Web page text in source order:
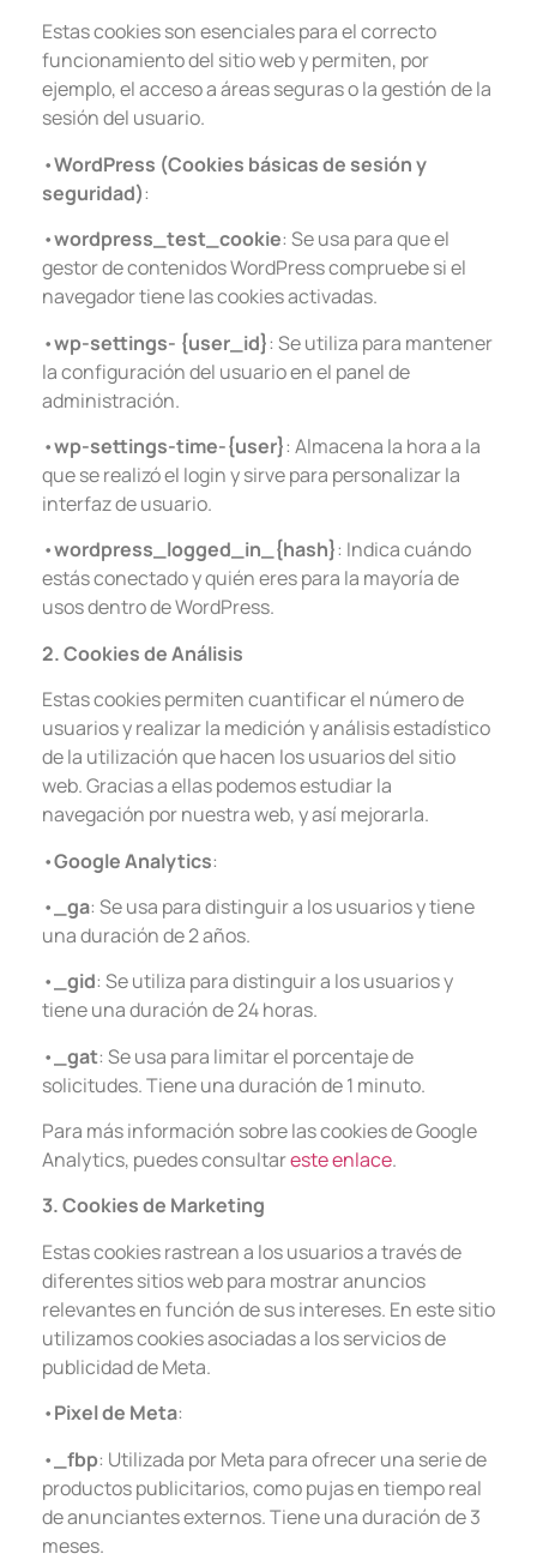
Estas cookies son esenciales para el correcto
funcionamiento del sitio web y permiten, por
ejemplo, el acceso a áreas seguras o la gestión de la
sesión del usuario.
•WordPress (Cookies básicas de sesión y
seguridad):
•wordpress_test_cookie: Se usa para que el
gestor de contenidos WordPress compruebe si el
navegador tiene las cookies activadas.
•wp-settings- {user_id}: Se utiliza para mantener
la configuración del usuario en el panel de
administración.
•wp-settings-time-{user}: Almacena la hora a la
que se realizó el login y sirve para personalizar la
interfaz de usuario.
•wordpress_logged_in_{hash}: Indica cuándo
estás conectado y quién eres para la mayoría de
usos dentro de WordPress.
2. Cookies de Análisis
Estas cookies permiten cuantificar el número de
usuarios y realizar la medición y análisis estadístico
de la utilización que hacen los usuarios del sitio
web. Gracias a ellas podemos estudiar la
navegación por nuestra web, y así mejorarla.
•Google Analytics:
•
_ga: Se usa para distinguir a los usuarios y tiene
una duración de 2 años.
•
_gid: Se utiliza para distinguir a los usuarios y
tiene una duración de 24 horas.
•
_gat: Se usa para limitar el porcentaje de
solicitudes. Tiene una duración de 1 minuto.
Para más información sobre las cookies de Google
Analytics, puedes consultareste enlace.
3. Cookies de Marketing
Estas cookies rastrean a los usuarios a través de
diferentes sitios web para mostrar anuncios
relevantes en función de sus intereses. En este sitio
utilizamos cookies asociadas a los servicios de
publicidad de Meta.
•Pixel de Meta:
•
_fbp: Utilizada por Meta para ofrecer una serie de
productos publicitarios, como pujas en tiempo real
de anunciantes externos. Tiene una duración de 3
meses.